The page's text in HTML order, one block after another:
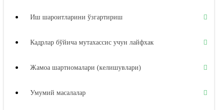
Иш шароитларини ўзгартириш
Кадрлар бўйича мутахассис учун лайфхак
Жамоа шартномалари (келишувлари)
Умумий масалалар